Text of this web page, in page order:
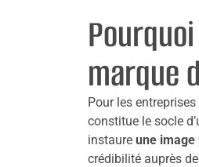
marque
Pour les
constitue le socle
instaure une
crédibilité auprès